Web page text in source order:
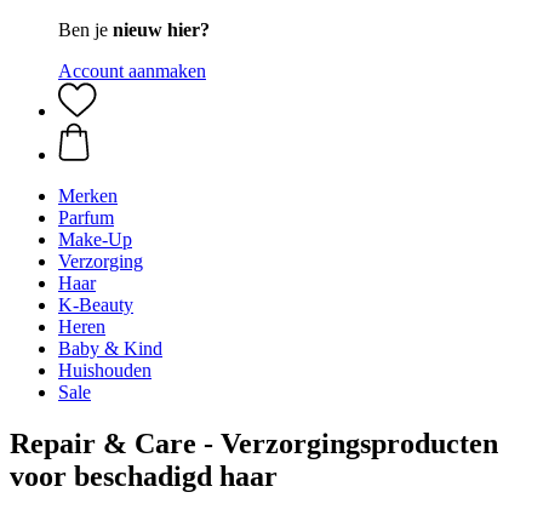
Ben je nieuw hier?
Account aanmaken
Merken
Parfum
Make-Up
Verzorging
Haar
K-Beauty
Heren
Baby & Kind
Huishouden
Sale
Repair & Care - Verzorgingsproducten
voor beschadigd haar